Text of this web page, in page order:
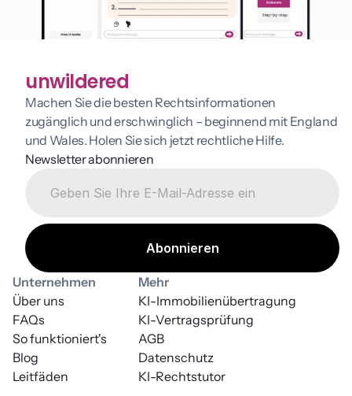
unwildered
Machen Sie die besten Rechtsinformationen
zugänglich und erschwinglich – beginnend mit England
und Wales. Holen Sie sich jetzt rechtliche Hilfe.
Newsletter abonnieren
Unternehmen
Über uns
FAQs
So funktioniert's
Blog
Leitfäden
Mehr
AGB
KI-Vertragsprüfung
KI-Rechtstutor
Datenschutz
KI-Immobilienübertragung